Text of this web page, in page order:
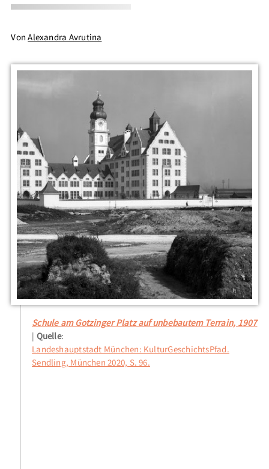
VonAlexandra Avrutina
Schule am Gotzinger Platz auf unbebautem Terrain, 1907
Quelle:
Landeshauptstadt München: KulturGeschichtsPfad.
Sendling, München 2020, S. 96.